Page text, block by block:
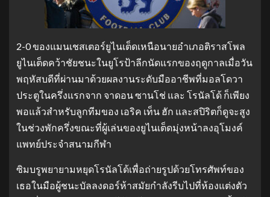
2-0 ของแมนเชสเตอร์ยูไนเต็ดเหนือนายอําเภอติราสโพล
ยูไนเต็ดคว้าชัยชนะในยูโรป้าลีกนัดแรกของฤดูกาลเมื่อวัน
พฤหัสบดีที่ผ่านมาด้วยผลงานระดับมืออาชีพที่มอลโดวา
ประตูในครึ่งแรกจาก จาดอน ซานโช่ และ โรนัลโด้ ก็เพียง
พอแล้วสําหรับลูกทีมของ เอริค เท็น ฮัก และสปิริตก็ดูจะสูง
ในช่วงพักครึ่งขณะที่ผู้เล่นของยูไนเต็ดมุ่งหน้าลงอุโมงค์
แพทย์ประจําสนามกีฬา
ซิมบรูพยายามหยุดโรนัลโด้เพื่อถ่ายรูปด้วยโทรศัพท์ของ
เธอในมือผู้ชนะบัลลงดอร์ห้าสมัยกําลังรีบไปที่ห้องแต่งตัว